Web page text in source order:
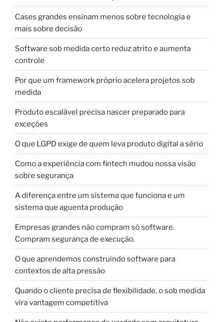
Cases grandes ensinam menos sobre tecnologia e
mais sobre decisão
Software sob medida certo reduz atrito e aumenta
controle
Por que um framework próprio acelera projetos sob
medida
Produto escalável precisa nascer preparado para
exceções
O que LGPD exige de quem leva produto digital a sério
Como a experiência com fintech mudou nossa visão
sobre segurança
A diferença entre um sistema que funciona e um
sistema que aguenta produção
Empresas grandes não compram só software.
Compram segurança de execução.
O que aprendemos construindo software para
contextos de alta pressão
Quando o cliente precisa de flexibilidade, o sob medida
vira vantagem competitiva